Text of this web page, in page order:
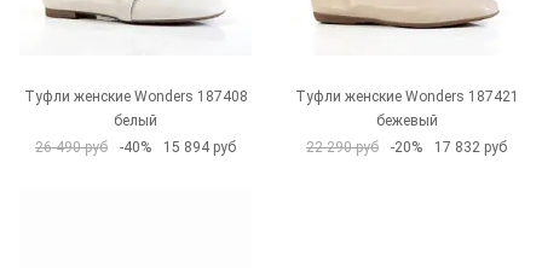
Туфли женские Wonders 187408
белый
26 490 руб
-40% 15 894 руб
Туфли женские Wonders 187421
бежевый
22 290 руб
-20% 17 832 руб